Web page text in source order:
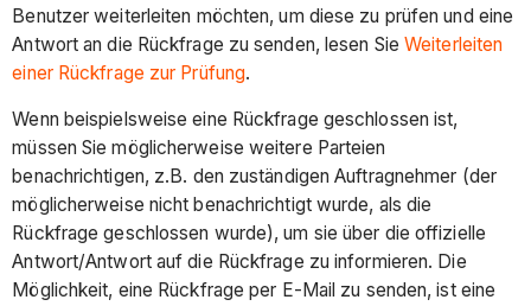
Benutzer weiterleiten möchten, um diese zu prüfen und eine
Antwort an die Rückfrage zu senden, lesen Sie Weiterleiten
einer Rückfrage zur Prüfung.
Wenn beispielsweise eine Rückfrage geschlossen ist,
müssen Sie möglicherweise weitere Parteien
benachrichtigen, z.B. den zuständigen Auftragnehmer (der
möglicherweise nicht benachrichtigt wurde, als die
Rückfrage geschlossen wurde), um sie über die offizielle
Antwort/Antwort auf die Rückfrage zu informieren. Die
Möglichkeit, eine Rückfrage per E-Mail zu senden, ist eine